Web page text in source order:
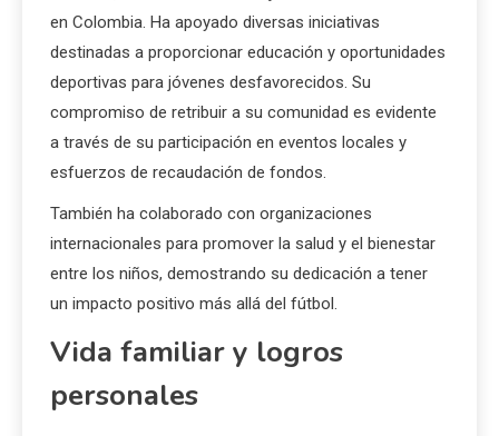
en Colombia. Ha apoyado diversas iniciativas
destinadas a proporcionar educación y oportunidades
deportivas para jóvenes desfavorecidos. Su
compromiso de retribuir a su comunidad es evidente
a través de su participación en eventos locales y
esfuerzos de recaudación de fondos.
También ha colaborado con organizaciones
internacionales para promover la salud y el bienestar
entre los niños, demostrando su dedicación a tener
un impacto positivo más allá del fútbol.
Vida familiar y logros
personales